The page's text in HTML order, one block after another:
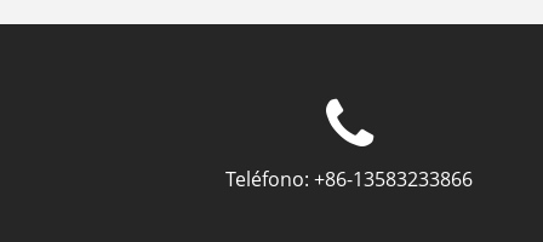
Teléfono: +86-13583233866